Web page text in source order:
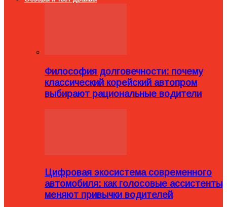
Философия долговечности: почему
классический корейский автопром
выбирают рациональные водители
Цифровая экосистема современного
автомобиля: как голосовые ассистенты
меняют привычки водителей